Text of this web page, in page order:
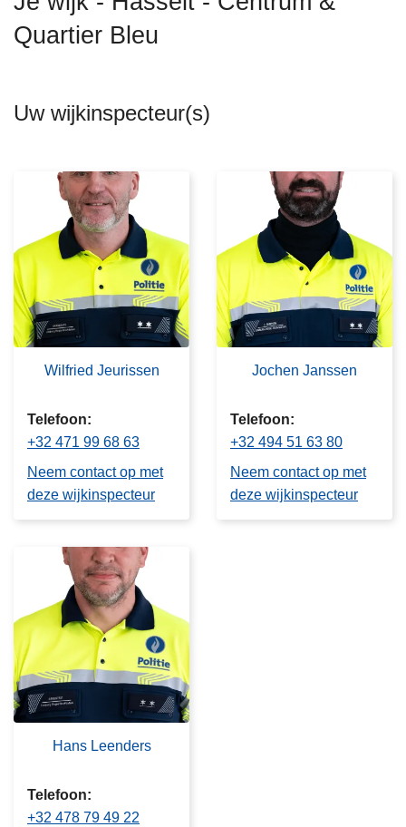
Quartier Bleu
Uw wijkinspecteur(s)
Wilfried Jeurissen
Telefoon
+32 471 99 68 63
Neem contact op met
deze wijkinspecteur
Jochen Janssen
Telefoon
+32 494 51 63 80
Neem contact op met
deze wijkinspecteur
Hans Leenders
Telefoon
+32 478 79 49 22